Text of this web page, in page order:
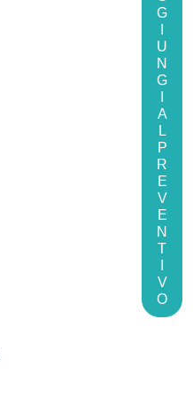
G
U
N
G
A
L
P
R
E
V
E
N
T
V
O